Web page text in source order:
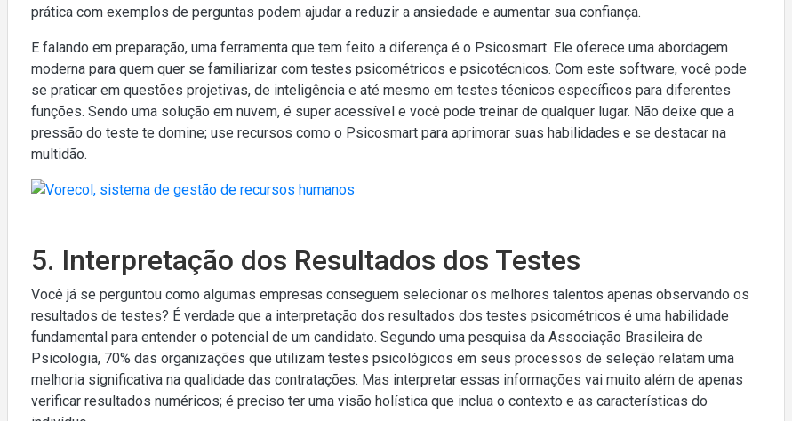
prática com exemplos de perguntas podem ajudar a reduzir a ansiedade e aumentar sua confiança.
E falando em preparação, uma ferramenta que tem feito a diferença é o Psicosmart. Ele oferece uma abordagem
moderna para quem quer se familiarizar com testes psicométricos e psicotécnicos. Com este software, você pode
se praticar em questões projetivas, de inteligência e até mesmo em testes técnicos específicos para diferentes
funções. Sendo uma solução em nuvem, é super acessível e você pode treinar de qualquer lugar. Não deixe que a
pressão do teste te domine; use recursos como o Psicosmart para aprimorar suas habilidades e se destacar na
multidão.
5. Interpretação dos Resultados dos Testes
Você já se perguntou como algumas empresas conseguem selecionar os melhores talentos apenas observando os
resultados de testes? É verdade que a interpretação dos resultados dos testes psicométricos é uma habilidade
fundamental para entender o potencial de um candidato. Segundo uma pesquisa da Associação Brasileira de
Psicologia, 70% das organizações que utilizam testes psicológicos em seus processos de seleção relatam uma
melhoria significativa na qualidade das contratações. Mas interpretar essas informações vai muito além de apenas
verificar resultados numéricos; é preciso ter uma visão holística que inclua o contexto e as características do